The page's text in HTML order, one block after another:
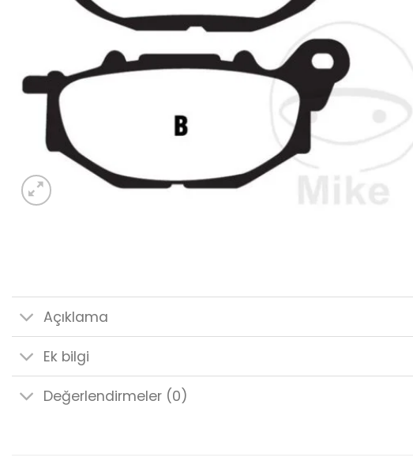
Açıklama
Ek bilgi
Değerlendirmeler (0)